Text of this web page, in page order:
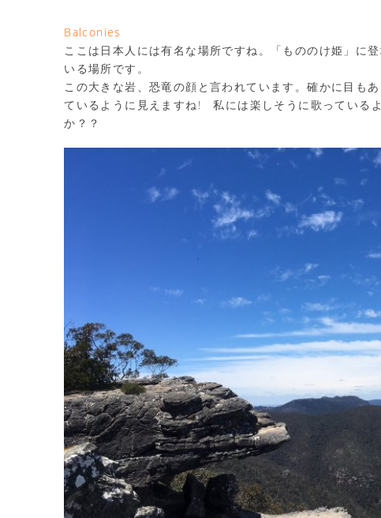
Balconies
ここは日本人には有名な場所ですね。「もののけ姫」に
いる場所です。
この大きな岩、恐竜の顔と言われています。確かに目も
ているように見えますね! 私には楽しそうに歌っている
か？？